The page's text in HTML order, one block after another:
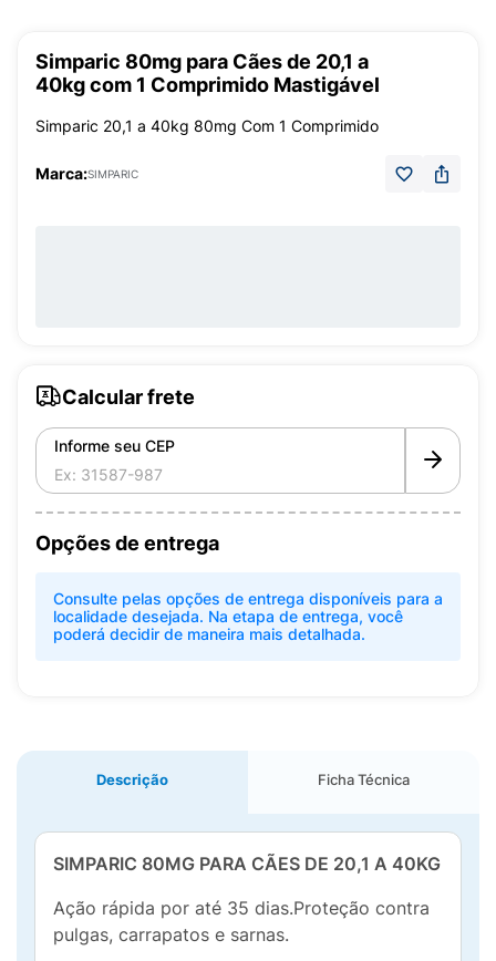
Simparic 80mg para Cães de 20,1 a
40kg com 1 Comprimido Mastigável
Simparic 20,1 a 40kg 80mg Com 1 Comprimido
Marca:SIMPARIC
Calcular frete
Informe seu CEP
Opções de entrega
Consulte pelas opções de entrega disponíveis para a
localidade desejada. Na etapa de entrega, você
poderá decidir de maneira mais detalhada.
Descrição Ficha Técnica
SIMPARIC 80MG PARA CÃES DE 20,1 A 40KG
Ação rápida por até 35 dias.Proteção contra
pulgas, carrapatos e sarnas.